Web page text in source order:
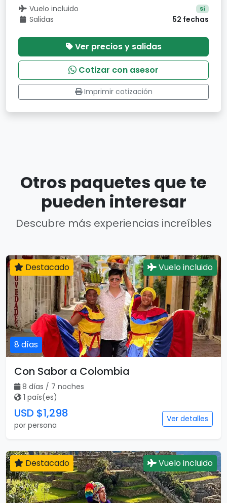
Vuelo incluido Sí
Salidas 52 fechas
Ver precios y salidas
Cotizar con asesor
Imprimir cotización
Otros paquetes que te
pueden interesar
Descubre más experiencias increíbles
8 días
Destacado Vuelo incluido
Con Sabor a Colombia
8 días / 7 noches
1 país(es)
USD $1,298
por persona
Ver detalles
Destacado Vuelo incluido